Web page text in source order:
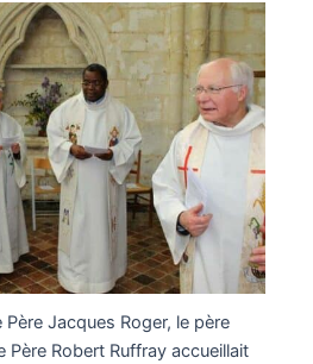
Jacques Roger, le père
Père Robert Ruffray accueillait